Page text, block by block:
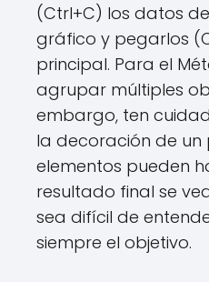
(Ctrl+C) los datos
gráfico y pegarlos
principal. Para el
agrupar múltiples
embargo, ten
la decoración de un
elementos pueden
resultado final se
sea difícil de
siempre el objetivo.